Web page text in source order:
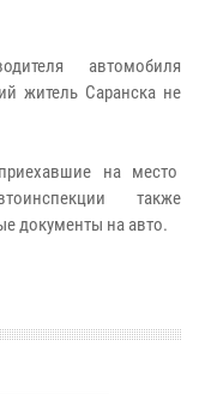
автомобиля
житель Саранска не
на место
также
документы на авто.